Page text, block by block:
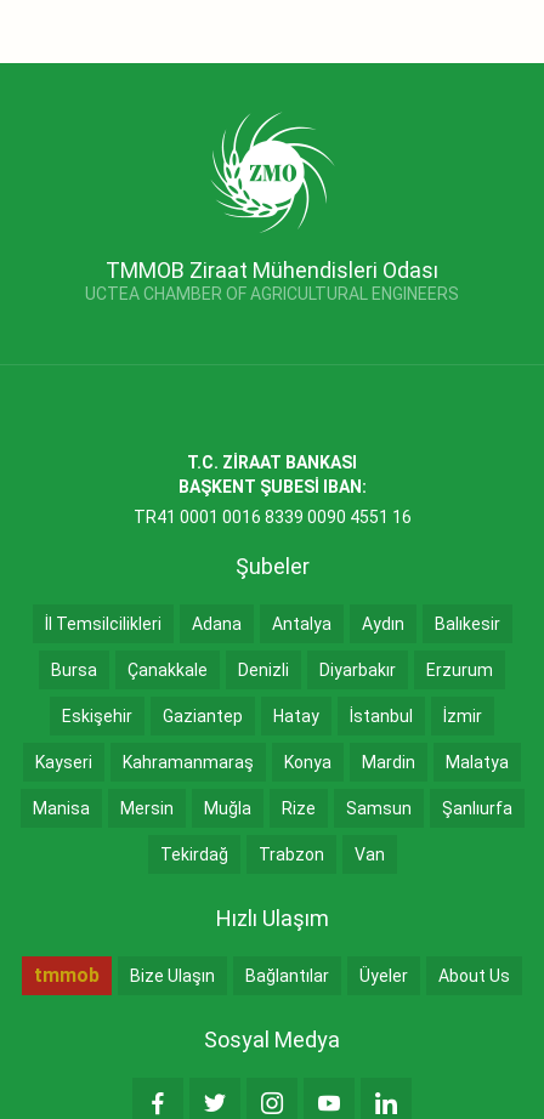
TMMOB Ziraat Mühendisleri Odası
UCTEA CHAMBER OF AGRICULTURAL ENGINEERS
T.C. ZİRAAT BANKASI
BAŞKENT ŞUBESİ IBAN:
TR41 0001 0016 8339 0090 4551 16
Şubeler
İl Temsilcilikleri Adana Antalya Aydın Balıkesir
Bursa Çanakkale Denizli Diyarbakır Erzurum
Eskişehir Gaziantep Hatay İstanbul İzmir
Kayseri Kahramanmaraş Konya Mardin Malatya
Manisa Mersin Muğla Rize Samsun Şanlıurfa
Tekirdağ Trabzon Van
Hızlı Ulaşım
tmmob Bize Ulaşın Bağlantılar Üyeler About Us
Sosyal Medya